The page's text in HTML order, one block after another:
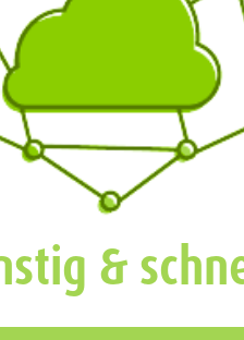
&
Sie sich jedoch mit
zufrieden stellen, dann ist
aber nicht unser
arbeiten wir nämlich nicht.